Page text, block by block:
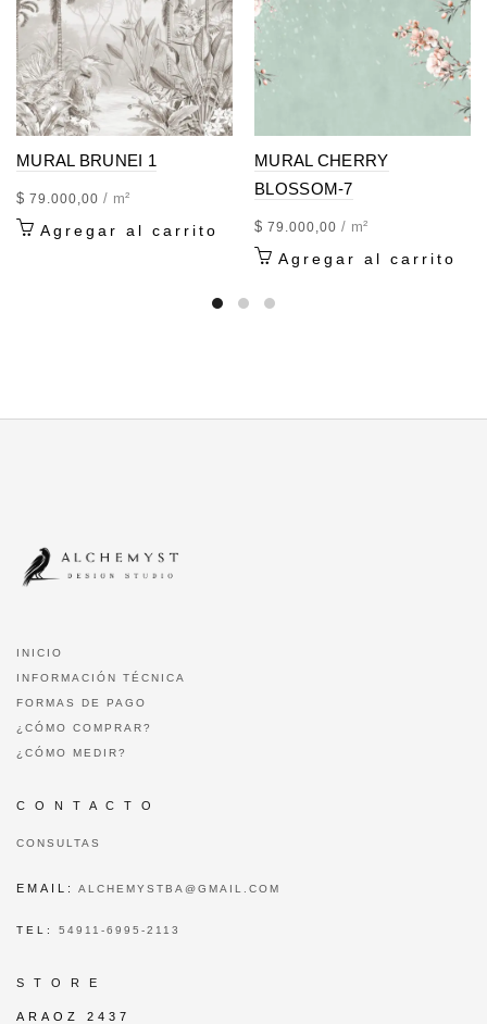
MURAL BRUNEI 1
$ 79.000,00 / m²
Agregar al carrito
MURAL CHERRY
BLOSSOM-7
$ 79.000,00 / m²
Agregar al carrito
INICIO
INFORMACIÓN TÉCNICA
FORMAS DE PAGO
¿CÓMO COMPRAR?
¿CÓMO MEDIR?
C O N T A C T O
CONSULTAS
EMAIL: ALCHEMYSTBA@GMAIL.COM
TEL: 54911-6995-2113
S T O R E
ARAOZ 2437